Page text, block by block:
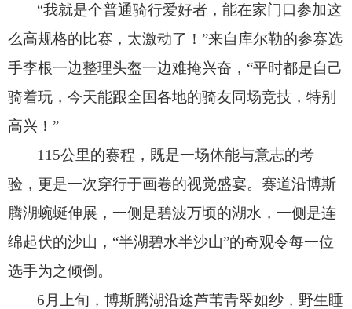
“我就是个普通骑行爱好者，能在家门口参加这
么高规格的比赛， 太激动了！ ”来自库尔勒的参赛选
手李根一边整理头盔一边难掩兴奋， “平时都是自己
骑着玩， 今天能跟全国各地的骑友同场竞技， 特别
高兴！ ”
115公里的赛程， 既是一场体能与意志的考
验， 更是一次穿行于画卷的视觉盛宴。 赛道沿博斯
腾湖蜿蜒伸展， 一侧是碧波万顷的湖水， 一侧是连
绵起伏的沙山， “半湖碧水半沙山”的奇观令每一位
选手为之倾倒。
6月上旬，博斯腾湖沿途芦苇青翠如纱， 野生睡